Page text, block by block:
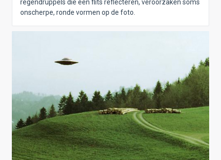
regendruppels die een flits reflecteren, veroorzaken soms
onscherpe, ronde vormen op de foto.